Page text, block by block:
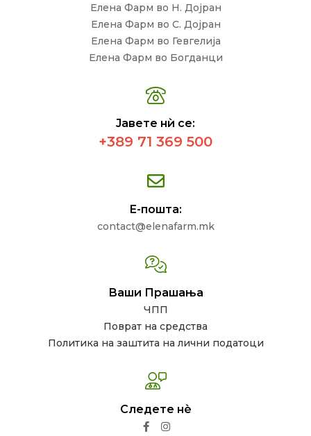
Елена Фарм во Н. Дојран
Елена Фарм во С. Дојран
Елена Фарм во Гевгелија
Елена Фарм во Богданци
Јавете нѝ се:
+389 71 369 500
Е-пошта:
contact@elenafarm.mk
Ваши Прашања
ЧПП
Поврат на средства
Политика на заштита на лични податоци
Следете нѐ